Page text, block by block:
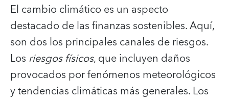
El cambio climático es un aspecto
destacado de las finanzas sostenibles. Aquí,
son dos los principales canales de riesgos.
Los riesgos físicos, que incluyen daños
provocados por fenómenos meteorológicos
y tendencias climáticas más generales. Los